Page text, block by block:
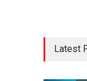
Latest